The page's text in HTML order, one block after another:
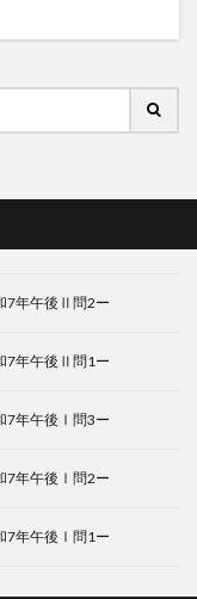
7年午後Ⅱ問2ー
7年午後Ⅱ問1ー
7年午後Ⅰ問3ー
7年午後Ⅰ問2ー
7年午後Ⅰ問1ー